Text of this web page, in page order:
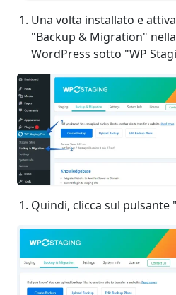
Una volta installato e
"Backup & Migration"
WordPress sotto "WP
Quindi, clicca sul pulsante